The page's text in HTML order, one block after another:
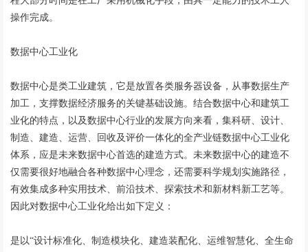
操作完成。
数据中心工业化
数据中心是类工业建筑，它是放置各类服务器设备，从事数据生产
加工，支撑数据经济服务的关键基础设施。结合数据中心和建筑工
业化的特点，以及数据中心行业的发展方向来看，集科研、设计、
制造、建造、运营、回收及评价一体化的全产业链数据中心工业化
体系，应是未来数据中心首选的建造方式。未来数据中心的建造不
仅需要很好地融合各种数据中心理念，还需要科学规划实施路径，
有效集成多种实用技术、前沿技术、探索技术和新材料新工艺等。
因此对数据中心工业化给出如下定义：
是以“设计标准化、制造模块化、建造装配化、运维智慧化、全生命